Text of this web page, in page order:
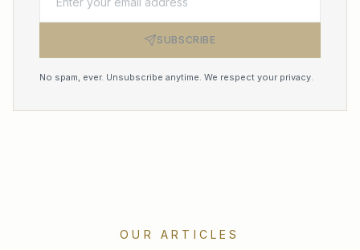
SUBSCRIBE
No spam, ever. Unsubscribe anytime. We respect your privacy.
OUR ARTICLES